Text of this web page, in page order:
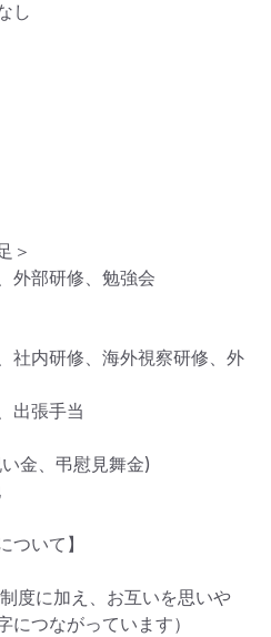
し
＞
外部研修、勉強会
社内研修、海外視察研修、外
出張手当
金、弔慰見舞金)
ついて】
度に加え、お互いを思いや
につながっています）